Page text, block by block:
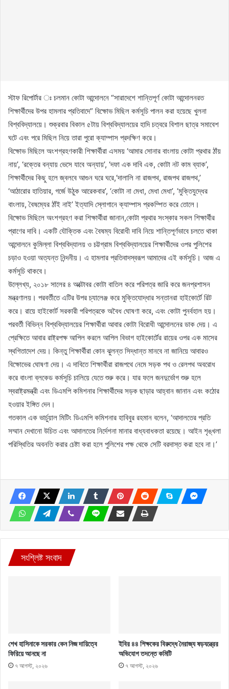
স্টাফ রিপোর্টার ঃ চলমান কোটা আন্দোলনে “সারাদেশে শান্তিপূর্ণ কোটা আন্দোলনরত
শিক্ষার্থীদের উপর হামলার প্রতিবাদে” বিক্ষোভ মিছিল কর্মসূচি পালন করা হয়েছে খুলনা
বিশ্ববিদ্যালয়ে। শুক্রবার বিকাল ৫টায় বিশ্ববিদ্যালয়ের হাদি চত্বরে বিশাল ছাত্র সমাবেশ
ঘটে এবং পরে মিছিল নিয়ে তারা পুরো ক্যাম্পাস প্রদক্ষিণ করে।
বিক্ষোভ মিছিলে অংশগ্রহণকারী শিক্ষার্থীরা এসময় ‘আমার সোনার বাংলায় কোটা প্রথার ঠাঁয়
নায়’, ‘রক্তের বন্যায় ভেসে যাবে অন্যায়’, ‘দফা এক দাবি এক, কোটা নট কাম ব্যাক’,
শিক্ষার্থীদের কিছু হলে জ্বলবে আগুন ঘরে ঘরে,‘দালালি না রাজপথ, রাজপথ রাজপথ,’
‘আঠারোর হাতিয়ার, গর্জে উঠুক আরেকবার’, ‘কোটা না মেধা, মেধা মেধা’, ‘মুক্তিযুদ্ধের
বাংলায়, বৈষম্যের ঠাঁই নাই’ ইত্যাদি স্লোগানে ক্যাম্পাস প্রকম্পিত করে তোলে।
বিক্ষোভ মিছিলে অংশগ্রহণ করা শিক্ষার্থীরা জানান,কোটা প্রথার সংস্কার সকল শিক্ষার্থীর
প্রাণের দাবি। একটি যৌক্তিক এবং বৈষম্য বিরোধী দাবি নিয়ে শান্তিপূর্ণভাবে চলতে থাকা
আন্দোলনে কুমিল্লা বিশ্ববিদ্যালয় ও চট্টগ্রাম বিশ্ববিদ্যালয়ের শিক্ষার্থীদের ওপর পুলিশের
চড়াও হওয়া অত্যন্ত নিন্দনীয়। এ হামলার প্রতিবাদস্বরূপ আমাদের এই কর্মসূচি। আজ এ
কর্মসূচি থাকবে।
উল্লেখ্য, ২০১৮ সালের ৪ অক্টোবর কোটা বাতিল করে পরিপত্র জারি করে জনপ্রশাসন
মন্ত্রণালয়। পরবর্তীতে এটির উপর চ্যালেঞ্জ করে মুক্তিযোদ্ধার সন্তানরা হাইকোর্টে রিট
করে। রায়ে হাইকোর্ট সরকারী পরিপত্রকে অবৈধ ঘোষণা করে, এবং কোটা পুনর্বহাল হয়।
পরবর্তী বিভিন্ন বিশ্ববিদ্যালয়ের শিক্ষার্থীরা আবার কোটা বিরোধী আন্দোলনের ডাক দেয়। এ
প্রেক্ষিতে আবার রাষ্ট্রপক্ষ আপিল করলে আপিল বিভাগ হাইকোর্টের রায়ের ওপর এক মাসের
স্থগিতাদেশ দেয়। কিন্তু শিক্ষার্থীরা কোন ঝুলন্ত সিদ্ধান্ত মানবে না জানিয়ে আবারও
বিক্ষোভের ঘোষণা দেয়। এ দাবিতে শিক্ষার্থীরা রাজপথে নেমে সড়ক পথ ও রেলপথ অবরোধ
করে বাংলা ব্লকেড কর্মসূচি চালিয়ে যেতে শুরু করে। যার ফলে জনদুর্ভোগ শুরু হলে
স্বরাষ্ট্রমন্ত্রী এবং ডিএমপি কমিশনার শিক্ষার্থীদের সড়ক ছাড়ার আহ্বান জানান এবং কঠোর
হওয়ার ইঙ্গিত দেন।
গতকাল এক ভার্চুয়াল মিটিং ডিএমপি কমিশনার হাবিবুর রহমান বলেন, ‘আদালতের প্রতি
সম্মান দেখানো উচিত এবং আদালতের নির্দেশনা মানার বাধ্যবাধকতা রয়েছে। আইন শৃঙ্খলা
পরিস্থিতির অবনতি করার চেষ্টা করা হলে পুলিশের পক্ষ থেকে সেটি বরদাস্ত করা হবে না।’
সংশ্লিষ্ট সংবাদ
শেখ হাসিনাকে সরকার কেন নিজ দায়িত্বে
ফিরিয়ে আনছে না
৭ আগস্ট, ২০২৬
ইবির ৪৪ শিক্ষকের বিরুদ্ধে নৈরাজ্য ষড়যন্ত্রের
অভিযোগ তদন্তে কমিটি
৭ আগস্ট, ২০২৬